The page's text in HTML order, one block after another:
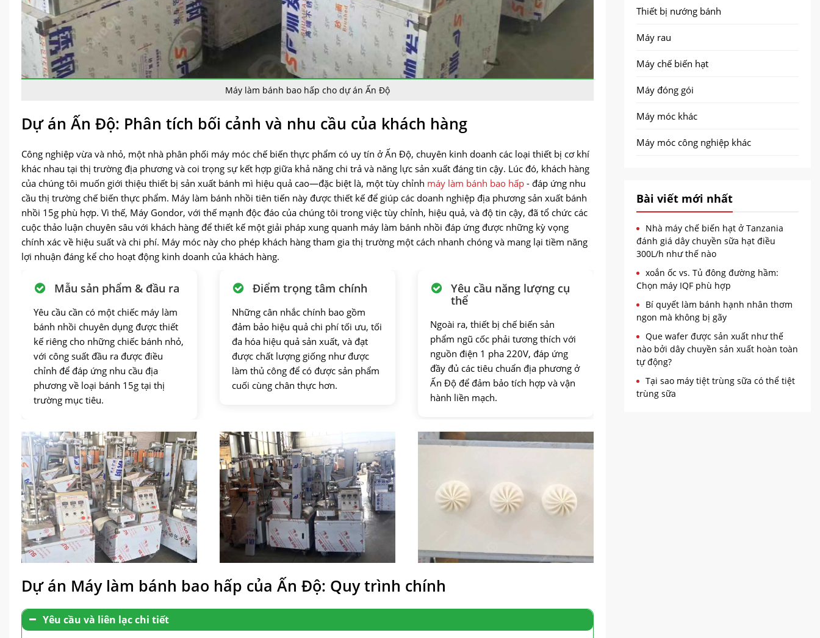
Máy làm bánh bao hấp cho dự án Ấn Độ
Dự án Ấn Độ: Phân tích bối cảnh và nhu cầu của khách hàng
Công nghiệp vừa và nhỏ, một nhà phân phối máy móc chế biến thực phẩm có uy tín ở Ấn Độ, chuyên kinh doanh các loại thiết bị cơ khí
khác nhau tại thị trường địa phương và coi trọng sự kết hợp giữa khả năng chi trả và năng lực sản xuất đáng tin cậy. Lúc đó, khách hàng
của chúng tôi muốn giới thiệu thiết bị sản xuất bánh mì hiệu quả cao—đặc biệt là, một tùy chỉnh máy làm bánh bao hấp - đáp ứng nhu
cầu thị trường chế biến thực phẩm. Máy làm bánh nhồi tiên tiến này được thiết kế để giúp các doanh nghiệp địa phương sản xuất bánh
nhồi 15g phù hợp. Vì thế, Máy Gondor, với thế mạnh độc đáo của chúng tôi trong việc tùy chỉnh, hiệu quả, và độ tin cậy, đã tổ chức các
cuộc thảo luận chuyên sâu với khách hàng để thiết kế một giải pháp xung quanh máy làm bánh nhồi đáp ứng được những kỳ vọng
chính xác về hiệu suất và chi phí. Máy móc này cho phép khách hàng tham gia thị trường một cách nhanh chóng và mang lại tiềm năng
lợi nhuận đáng kể cho hoạt động kinh doanh của khách hàng.
Mẫu sản phẩm & đầu ra
Yêu cầu cần có một chiếc máy làm
bánh nhồi chuyên dụng được thiết
kế riêng cho những chiếc bánh nhỏ,
với công suất đầu ra được điều
chỉnh để đáp ứng nhu cầu địa
phương về loại bánh 15g tại thị
trường mục tiêu.
Điểm trọng tâm chính
Những cân nhắc chính bao gồm
đảm bảo hiệu quả chi phí tối ưu, tối
đa hóa hiệu quả sản xuất, và đạt
được chất lượng giống như được
làm thủ công để có được sản phẩm
cuối cùng chân thực hơn.
Yêu cầu năng lượng cụ
thể
Ngoài ra, thiết bị chế biến sản
phẩm ngũ cốc phải tương thích với
nguồn điện 1 pha 220V, đáp ứng
đầy đủ các tiêu chuẩn địa phương ở
Ấn Độ để đảm bảo tích hợp và vận
hành liền mạch.
Dự án Máy làm bánh bao hấp của Ấn Độ: Quy trình chính
Yêu cầu và liên lạc chi tiết
Thiết bị nướng bánh
Máy rau
Máy chế biến hạt
Máy đóng gói
Máy móc khác
Máy móc công nghiệp khác
Bài viết mới nhất
Nhà máy chế biến hạt ở Tanzania
đánh giá dây chuyền sữa hạt điều
300L/h như thế nào
xoắn ốc vs. Tủ đông đường hầm:
Chọn máy IQF phù hợp
Bí quyết làm bánh hạnh nhân thơm
ngon mà không bị gãy
Que wafer được sản xuất như thế
nào bởi dây chuyền sản xuất hoàn toàn
tự động?
Tại sao máy tiệt trùng sữa có thể tiệt
trùng sữa